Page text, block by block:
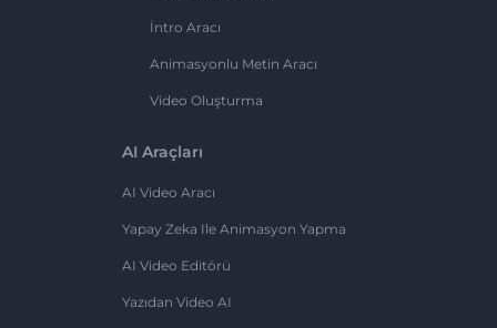
İntro Aracı
Animasyonlu Metin Aracı
Video Oluşturma
AI Araçları
AI Video Aracı
Yapay Zeka Ile Animasyon Yapma
AI Video Editörü
Yazıdan Video AI